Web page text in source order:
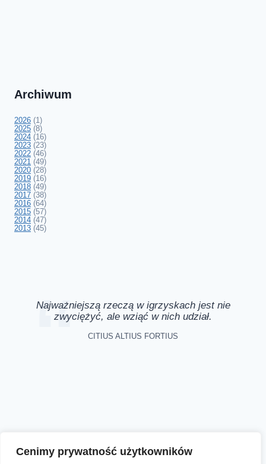
Cenimy prywatność użytkowników
Archiwum
2026 (1)
2025 (8)
2024 (16)
2023 (23)
2022 (46)
2021 (49)
2020 (28)
2019 (16)
2018 (49)
2017 (38)
2016 (64)
2015 (57)
2014 (47)
2013 (45)
Najważniejszą rzeczą w igrzyskach jest nie
zwyciężyć, ale wziąć w nich udział.
CITIUS ALTIUS FORTIUS